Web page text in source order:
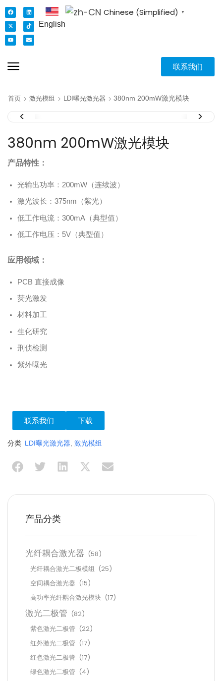
English
Chinese (Simplified) ▼
联系我们
首页 激光模组 LDI曝光激光器 380nm 200mW激光模块
380nm 200mW激光模块
产品特性：
光输出功率：200mW（连续波）
激光波长：375nm（紫光）
低工作电流：300mA（典型值）
低工作电压：5V（典型值）
应用领域：
PCB 直接成像
荧光激发
材料加工
生化研究
刑侦检测
紫外曝光
联系我们 下载
分类 LDI曝光激光器, 激光模组
产品分类
光纤耦合激光器 (58)
光纤耦合激光二极模组 (25)
空间耦合激光器 (15)
高功率光纤耦合激光模块 (17)
激光二极管 (82)
紫色激光二极管 (22)
红外激光二极管 (17)
红色激光二极管 (17)
绿色激光二极管 (4)